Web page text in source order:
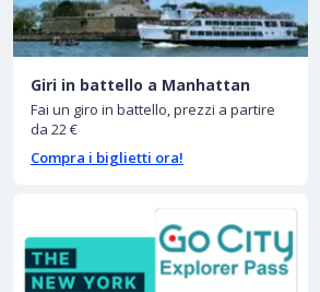
Giri in battello a Manhattan
Fai un giro in battello, prezzi a partire
da 22 €
Compra i biglietti ora!